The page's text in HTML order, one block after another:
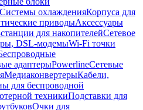
Системы охлажденияКорпуса для
приводыАксессуары
для накопителейСетевое
DSL-модемыWi-Fi точки
адаптерыPowerlineСетевые
МедиаконвертерыКабели,
для беспроводной
техникиПодставки для
Очки для